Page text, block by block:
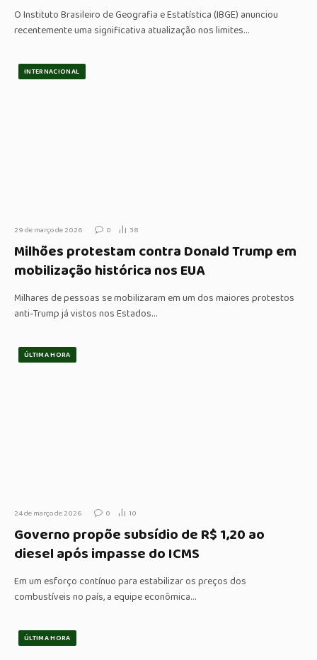
O Instituto Brasileiro de Geografia e Estatística (IBGE) anunciou
recentemente uma significativa atualização nos limites…
INTERNACIONAL
29 de março de 2026 0 38
Milhões protestam contra Donald Trump em
mobilização histórica nos EUA
Milhares de pessoas se mobilizaram em um dos maiores protestos
anti-Trump já vistos nos Estados…
ÚLTIMA HORA
24 de março de 2026 0 10
Governo propõe subsídio de R$ 1,20 ao
diesel após impasse do ICMS
Em um esforço contínuo para estabilizar os preços dos
combustíveis no país, a equipe econômica…
ÚLTIMA HORA